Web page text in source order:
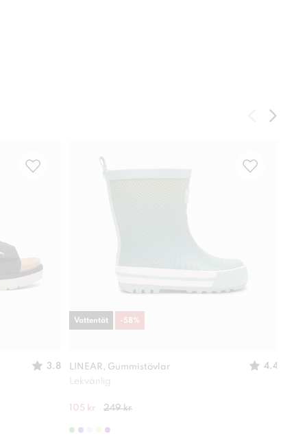
3.8
LINEAR, Gummistövlar
4.4
Lekvänlig
105 kr 249 kr
Vattentät -58 %